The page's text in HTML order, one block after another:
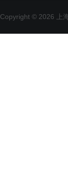
Copyright © 2026 上